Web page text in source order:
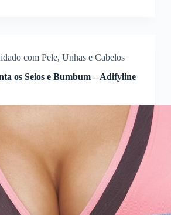
com Pele, Unhas e Cabelos
os Seios e Bumbum – Adifyline